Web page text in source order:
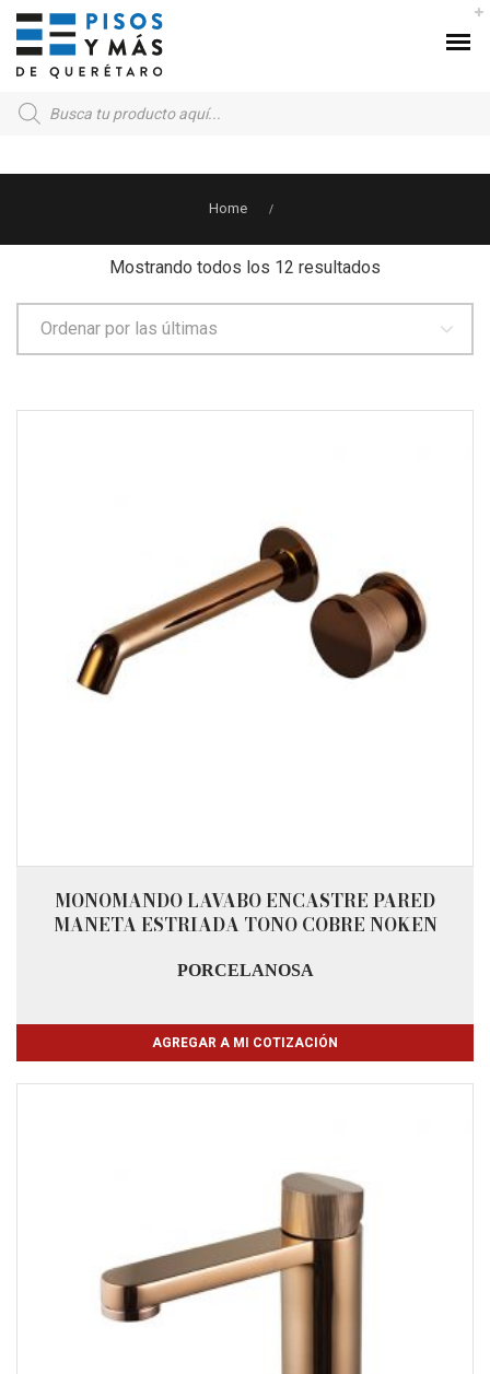
Products
search
Home /
Mostrando todos los 12 resultados
Ordenar por las últimas
MONOMANDO LAVABO ENCASTRE PARED
MANETA ESTRIADA TONO COBRE NOKEN
PORCELANOSA
AGREGAR A MI COTIZACIÓN